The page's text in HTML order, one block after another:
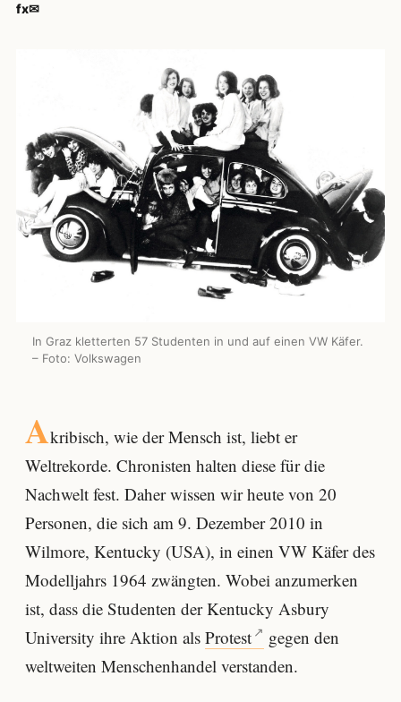
fx✉
In Graz kletterten 57 Studenten in und auf einen VW Käfer.
– Foto: Volkswagen
Akribisch, wie der Mensch ist, liebt er
Weltrekorde. Chronisten halten diese für die
Nachwelt fest. Daher wissen wir heute von 20
Personen, die sich am 9. Dezember 2010 in
Wilmore, Kentucky (USA), in einen VW Käfer des
Modelljahrs 1964 zwängten. Wobei anzumerken
ist, dass die Studenten der Kentucky Asbury
University ihre Aktion als Protest
gegen den
weltweiten Menschenhandel verstanden.